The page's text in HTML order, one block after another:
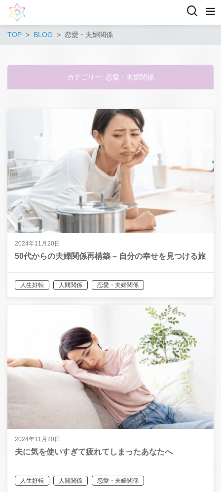
TOP BLOG 恋愛・夫婦関係
カテゴリー: 恋愛・夫婦関係
2024年11月20日
50代からの夫婦関係再構築 – 自分の幸せを見つける旅
人生好転 人間関係 恋愛・夫婦関係
2024年11月20日
夫に気を使いすぎて疲れてしまったあなたへ
人生好転 人間関係 恋愛・夫婦関係